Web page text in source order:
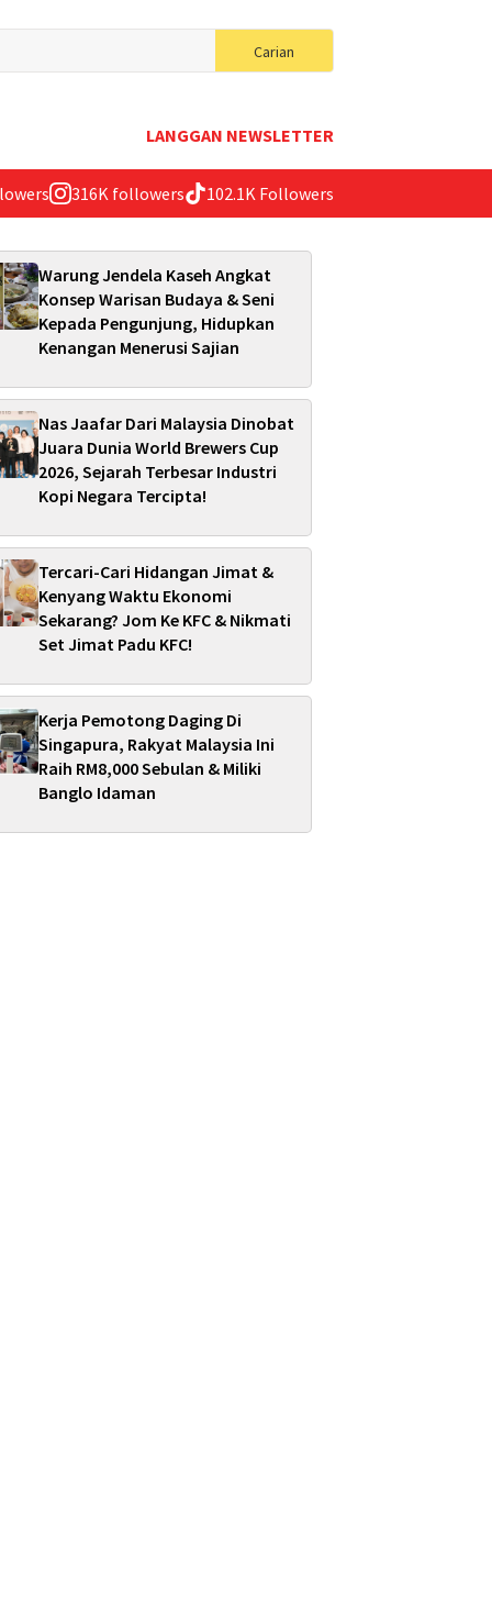
Carian
for:
LANGGAN NEWSLETTER
316K followers 102.1K Followers
Warung Jendela Kaseh Angkat
Konsep Warisan Budaya & Seni
Kepada Pengunjung, Hidupkan
Kenangan Menerusi Sajian
Nas Jaafar Dari Malaysia Dinobat
Juara Dunia World Brewers Cup
2026, Sejarah Terbesar Industri
Kopi Negara Tercipta!
Tercari-Cari Hidangan Jimat &
Kenyang Waktu Ekonomi
Sekarang? Jom Ke KFC & Nikmati
Set Jimat Padu KFC!
Kerja Pemotong Daging Di
Singapura, Rakyat Malaysia Ini
Raih RM8,000 Sebulan & Miliki
Banglo Idaman